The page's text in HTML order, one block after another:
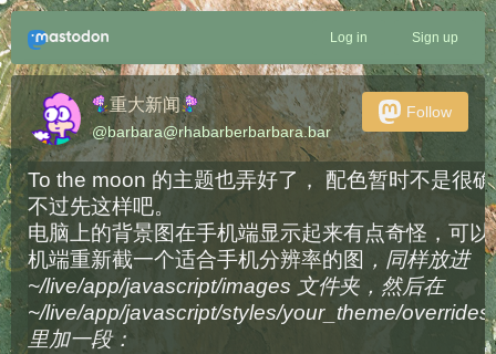
Log in Sign up
​重大新闻​
@barbara@rhabarberbarbara.bar
Follow
To the moon 的主题也弄好了， 配色暂时不是很
不过先这样吧。
电脑上的背景图在手机端显示起来有点奇怪，可以
机端重新截一个适合手机分辨率的图 ，同样放进
~/live/app/javascript/images 文件夹，然后在
~/live/app/javascript/styles/your_theme/
里加一段：